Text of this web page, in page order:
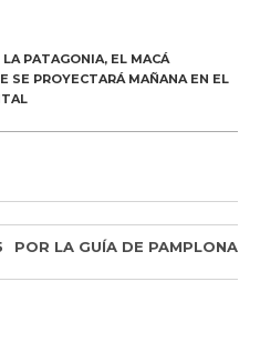
PATAGONIA, EL MACÁ
SE PROYECTARÁ MAÑANA EN EL
POR LA GUÍA DE PAMPLONA